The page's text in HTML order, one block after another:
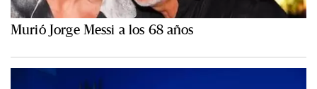
Murió Jorge Messi a los 68 años